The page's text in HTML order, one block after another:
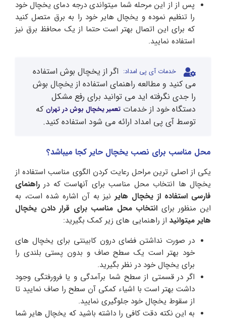
پس از از این مرحله شما میتواندی درجه دمای یخچال خود
را تنظیم نموده و یخچال هایر خود را به برق متصل کنید
که برای این اتصال بهتر است حتما از یک محافظ برق نیز
استفاده نمایید.
خدمات آی پی امداد: اگر از یخچال بوش استفاده
می کنید و مطالعه راهنمای استفاده از یخچال بوش
را جدی نگرفته اید می توانید برای رفع مشکل
دستگاه خود از خدمات تعمیر یخچال بوش در تهران که
توسط آی پی امداد ارائه می شود استفاده کنید.
محل مناسب برای نصب یخچال حایر کجا میباشد؟
یکی از اصلی ترین مراحل رعایت کردن الگوی مناسب استفاده از
یخچال ها انتخاب محل مناسب برای آنهاست که در راهنمای
فارسی استفاده از یخچال هایر نیز به آن اشاره شده است، به
این منظور برای انتخاب محل مناسب برای قرار دادن یخچال
هایر میتوانید از راهنمایی های زیر کمک بگیرید:
در صورت نداشتن فضای درون کابینتی برای یخچال های
خود بهتر است یک سطح صاف و بدون پستی بلندی را
برای یخچال خود در نظر بگیرید.
اگر در قسمتی از سطح شما برآمدگی و یا فرورفتگی وجود
داشت بهتر است با اشیاء کمکی آن سطح را صاف نمایید تا
از سقوط یخچال خود جلوگیری نمایید.
به این نکته دقت کافی را داشته باشید که یخچال هایر شما